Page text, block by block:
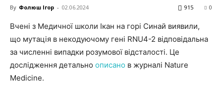
By Фолюш Ігор - 02.06.2024 0
915
Вчені з Медичної школи Ікан на горі Синай виявили,
що мутація в некодуючому гені RNU4-2 відповідальна
за численні випадки розумової відсталості. Це
дослідження детально описано в журналі Nature
Medicine.